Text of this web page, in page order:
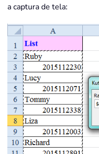
a captura de tela: